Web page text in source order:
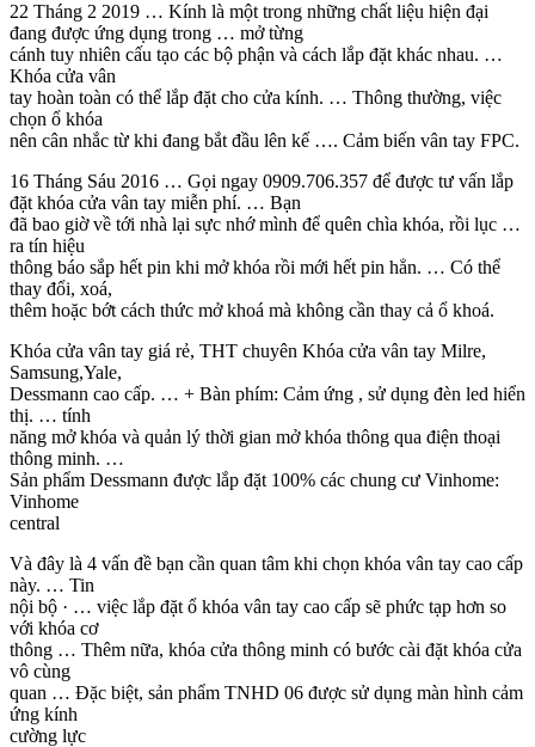
22 Tháng 2 2019 … Kính là một trong những chất liệu hiện đại
đang được ứng dụng trong … mở từng
cánh tuy nhiên cấu tạo các bộ phận và cách lắp đặt khác nhau. …
Khóa cửa vân
tay hoàn toàn có thể lắp đặt cho cửa kính. … Thông thường, việc
chọn ổ khóa
nên cân nhắc từ khi đang bắt đầu lên kế …. Cảm biến vân tay FPC.
16 Tháng Sáu 2016 … Gọi ngay 0909.706.357 để được tư vấn lắp
đặt khóa cửa vân tay miễn phí. … Bạn
đã bao giờ về tới nhà lại sực nhớ mình để quên chìa khóa, rồi lục …
ra tín hiệu
thông báo sắp hết pin khi mở khóa rồi mới hết pin hẳn. … Có thể
thay đổi, xoá,
thêm hoặc bớt cách thức mở khoá mà không cần thay cả ổ khoá.
Khóa cửa vân tay giá rẻ, THT chuyên Khóa cửa vân tay Milre,
Samsung,Yale,
Dessmann cao cấp. … + Bàn phím: Cảm ứng , sử dụng đèn led hiển
thị. … tính
năng mở khóa và quản lý thời gian mở khóa thông qua điện thoại
thông minh. …
Sản phẩm Dessmann được lắp đặt 100% các chung cư Vinhome:
Vinhome
central
Và đây là 4 vấn đề bạn cần quan tâm khi chọn khóa vân tay cao cấp
này. … Tin
nội bộ · … việc lắp đặt ổ khóa vân tay cao cấp sẽ phức tạp hơn so
với khóa cơ
thông … Thêm nữa, khóa cửa thông minh có bước cài đặt khóa cửa
vô cùng
quan … Đặc biệt, sản phẩm TNHD 06 được sử dụng màn hình cảm
ứng kính
cường lực